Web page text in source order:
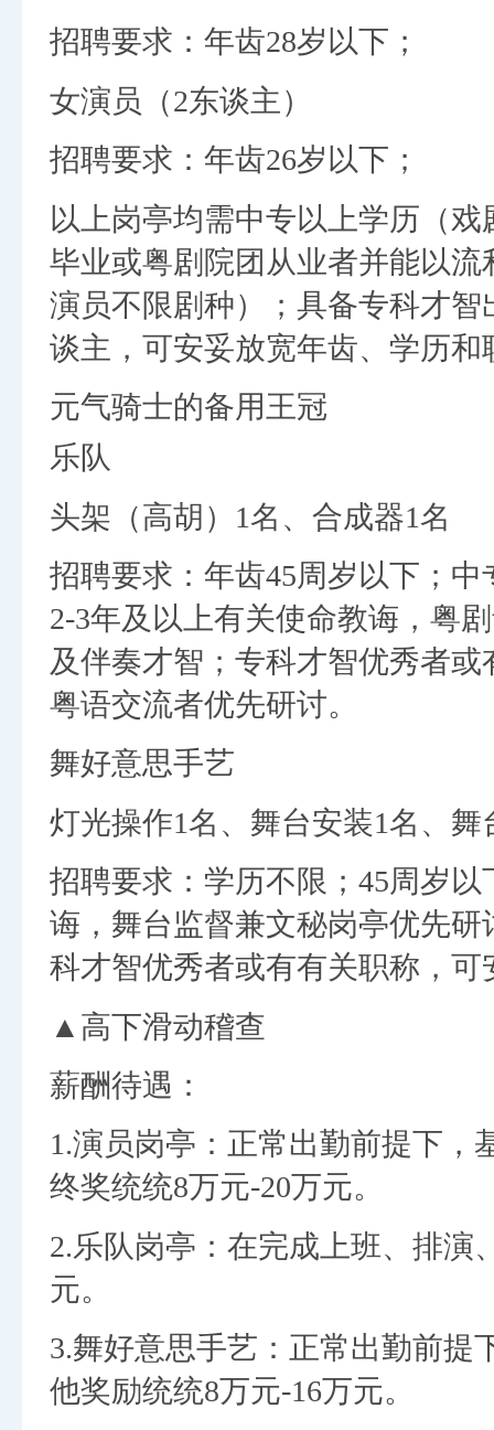
招聘要求：年齿28岁以下；
女演员（2东谈主）
招聘要求：年齿26岁以下；
以上岗亭均需中专以上学历（
毕业或粤剧院团从业者并能以
演员不限剧种）；具备专科才
谈主，可安妥放宽年齿、学历和
元气骑士的备用王冠
乐队
头架（高胡）1名、合成器1名
招聘要求：年齿45周岁以下；
2-3年及以上有关使命教诲，粤
及伴奏才智；专科才智优秀者
粤语交流者优先研讨。
舞好意思手艺
灯光操作1名、舞台安装1名、舞
招聘要求：学历不限；45周岁
诲，舞台监督兼文秘岗亭优先
科才智优秀者或有有关职称，
▲高下滑动稽查
薪酬待遇：
1.演员岗亭：正常出勤前提下，
终奖统统8万元-20万元。
2.乐队岗亭：在完成上班、排演
元。
3.舞好意思手艺：正常出勤前提
他奖励统统8万元-16万元。